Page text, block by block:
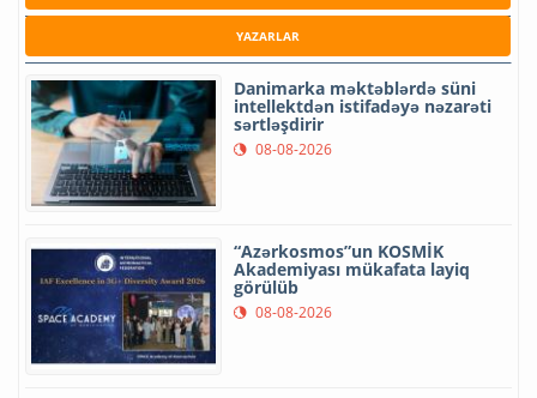
YAZARLAR
Danimarka məktəblərdə süni
intellektdən istifadəyə nəzarəti
sərtləşdirir
08-08-2026
“Azərkosmos”un KOSMİK
Akademiyası mükafata layiq
görülüb
08-08-2026